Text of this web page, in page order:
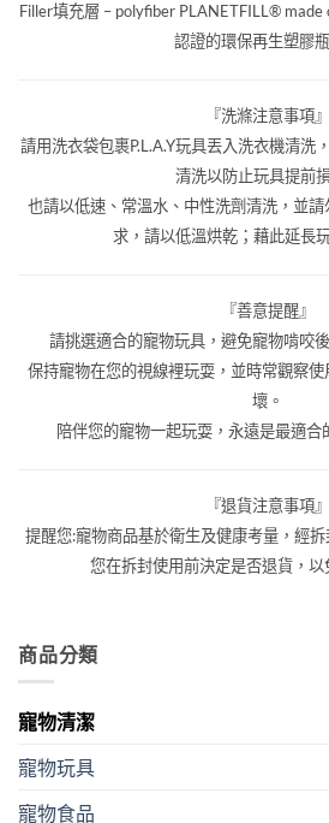
Filler填充層 – polyfiber PLANETFILL®
認證的環保再生塑膠
『洗滌注意事項』
請用洗衣袋包裹P.L.A.Y玩具丟入洗衣機清洗
清洗以防止玩具提前
也請以低速、常溫水、中性洗劑清洗，並
求，請以低溫烘乾；藉此延長
『善意提醒』
請挑選適合的寵物玩具，避免寵物啃咬
保持寵物在您的視線裡玩耍，並時常觀察
壞。
陪伴您的寵物一起玩耍，永遠是最適合
『退貨注意事項』
提醒您:寵物商品基於衛生及健康考量，經
您在拆封使用前決定是否退貨，以
商品分類
寵物清潔
寵物玩具
寵物食品